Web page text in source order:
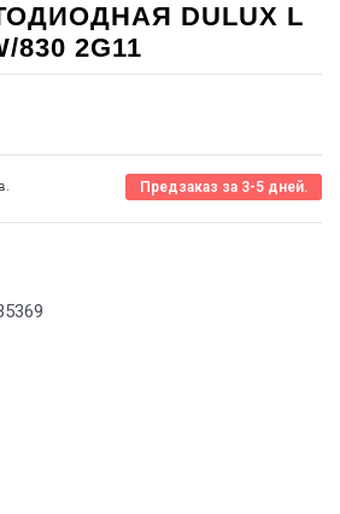
DULUX L
830 2G11
Предзаказ за 3-5 дней.